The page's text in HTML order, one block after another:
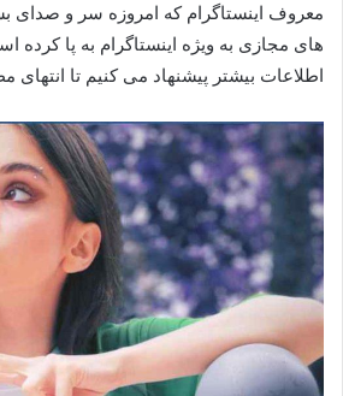
معروف اینستاگرام که امروزه سر و صدای
های مجازی به ویژه اینستاگرام به پا کرده
اطلاعات بیشتر پیشنهاد می کنیم تا انتهای